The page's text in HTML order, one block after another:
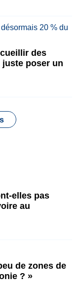
des
juste poser un
elles pas
au
de zones de
? »